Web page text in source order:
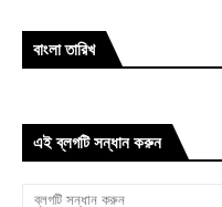
বাংলা তারিখ
এই ব্লগটি সন্ধান করুন